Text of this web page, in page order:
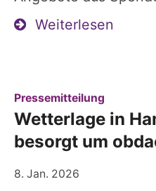
Weiterlesen
Pressemitteilung
Wetterlage in
besorgt um
8. Jan. 2026